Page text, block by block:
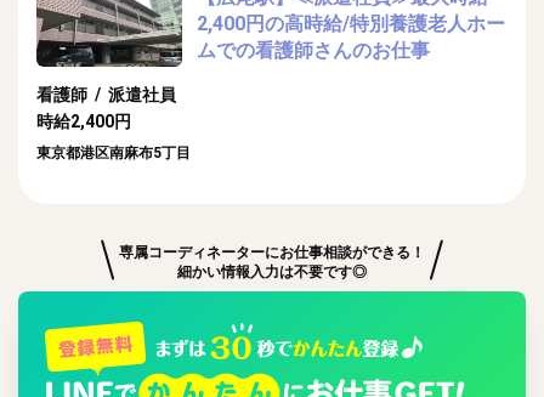
2,400円の高時給/特別養護老人ホー
ムでの看護師さんのお仕事
看護師 / 派遣社員
時給2,400円
東京都港区南麻布5丁目
専属コーディネーターにお仕事相談ができる！
細かい情報入力は不要です◎